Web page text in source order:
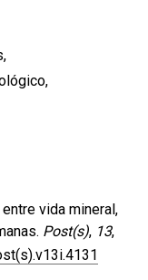
,
,
vida mineral,
Post(s), 13,